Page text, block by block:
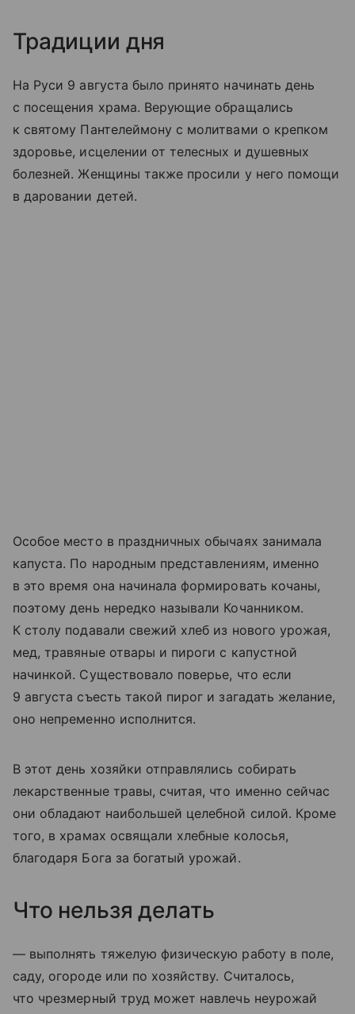
Традиции дня
На Руси 9 августа было принято начинать день
с посещения храма. Верующие обращались
к святому Пантелеймону с молитвами о крепком
здоровье, исцелении от телесных и душевных
болезней. Женщины также просили у него помощи
в даровании детей.
Особое место в праздничных обычаях занимала
капуста. По народным представлениям, именно
в это время она начинала формировать кочаны,
поэтому день нередко называли Кочанником.
К столу подавали свежий хлеб из нового урожая,
мед, травяные отвары и пироги с капустной
начинкой. Существовало поверье, что если
9 августа съесть такой пирог и загадать желание,
оно непременно исполнится.
В этот день хозяйки отправлялись собирать
лекарственные травы, считая, что именно сейчас
они обладают наибольшей целебной силой. Кроме
того, в храмах освящали хлебные колосья,
благодаря Бога за богатый урожай.
Что нельзя делать
— выполнять тяжелую физическую работу в поле,
саду, огороде или по хозяйству. Считалось,
что чрезмерный труд может навлечь неурожай